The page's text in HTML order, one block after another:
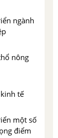
ngành
nông
tế
một số
điểm